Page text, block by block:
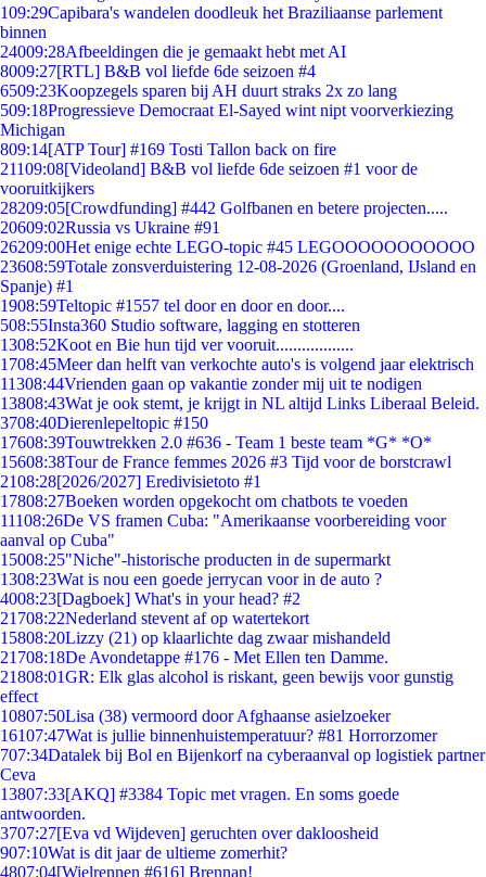
109:29Capibara's wandelen doodleuk het Braziliaanse parlement
binnen
24009:28Afbeeldingen die je gemaakt hebt met AI
8009:27[RTL] B&B vol liefde 6de seizoen #4
6509:23Koopzegels sparen bij AH duurt straks 2x zo lang
509:18Progressieve Democraat El-Sayed wint nipt voorverkiezing
Michigan
809:14[ATP Tour] #169 Tosti Tallon back on fire
21109:08[Videoland] B&B vol liefde 6de seizoen #1 voor de
vooruitkijkers
28209:05[Crowdfunding] #442 Golfbanen en betere projecten.....
20609:02Russia vs Ukraine #91
26209:00Het enige echte LEGO-topic #45 LEGOOOOOOOOOOO
23608:59Totale zonsverduistering 12-08-2026 (Groenland, IJsland en
Spanje) #1
1908:59Teltopic #1557 tel door en door en door....
508:55Insta360 Studio software, lagging en stotteren
1308:52Koot en Bie hun tijd ver vooruit..................
1708:45Meer dan helft van verkochte auto's is volgend jaar elektrisch
11308:44Vrienden gaan op vakantie zonder mij uit te nodigen
13808:43Wat je ook stemt, je krijgt in NL altijd Links Liberaal Beleid.
3708:40Dierenlepeltopic #150
17608:39Touwtrekken 2.0 #636 - Team 1 beste team *G* *O*
15608:38Tour de France femmes 2026 #3 Tijd voor de borstcrawl
2108:28[2026/2027] Eredivisietoto #1
17808:27Boeken worden opgekocht om chatbots te voeden
11108:26De VS framen Cuba: "Amerikaanse voorbereiding voor
aanval op Cuba"
15008:25"Niche"-historische producten in de supermarkt
1308:23Wat is nou een goede jerrycan voor in de auto ?
4008:23[Dagboek] What's in your head? #2
21708:22Nederland stevent af op watertekort
15808:20Lizzy (21) op klaarlichte dag zwaar mishandeld
21708:18De Avondetappe #176 - Met Ellen ten Damme.
21808:01GR: Elk glas alcohol is riskant, geen bewijs voor gunstig
effect
10807:50Lisa (38) vermoord door Afghaanse asielzoeker
16107:47Wat is jullie binnenhuistemperatuur? #81 Horrorzomer
707:34Datalek bij Bol en Bijenkorf na cyberaanval op logistiek partner
Ceva
13807:33[AKQ] #3384 Topic met vragen. En soms goede
antwoorden.
3707:27[Eva vd Wijdeven] geruchten over dakloosheid
907:10Wat is dit jaar de ultieme zomerhit?
4807:04[Wielrennen #616] Brennan!